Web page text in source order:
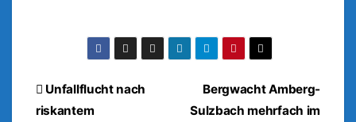
BeitragsnavigationBergwacht Amberg-
Sulzbach mehrfach im
Unfallflucht nach
riskantem